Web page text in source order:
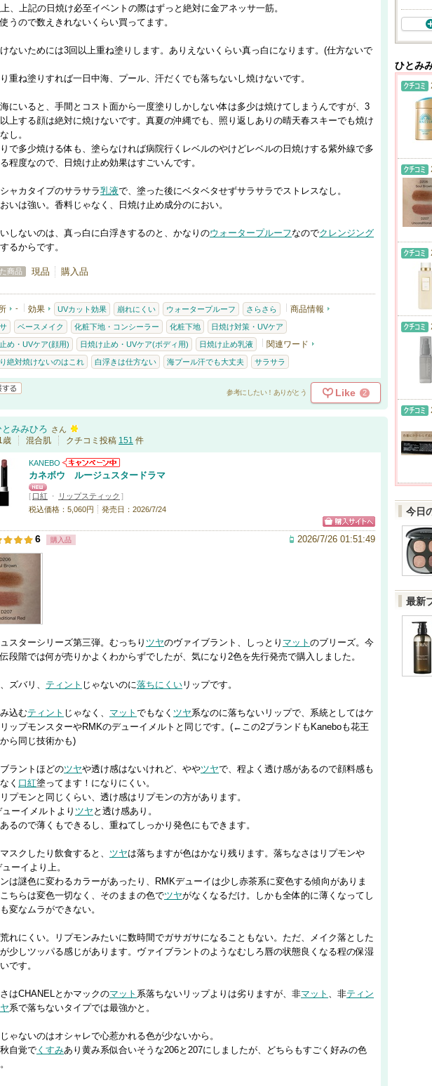
、上記の日焼け必至イベントの際はずっと絶対に金アネッサ一筋。
うので数えきれないくらい買ってます。
ないためには3回以上重ね塗りします。ありえないくらい真っ白になります。(仕方ないで
重ね塗りすれば一日中海、プール、汗だくでも落ちないし焼けないです。
にいると、手間とコスト面から一度塗りしかしない体は多少は焼けてしまうんですが、3
上する顔は絶対に焼けないです。真夏の沖縄でも、照り返しありの晴天春スキーでも焼け
し。
で多少焼ける体も、塗らなければ病院行くレベルのやけどレベルの日焼けする紫外線で多
程度なので、日焼け止め効果はすごいんです。
ャカタイプのサラサラ乳液で、塗った後にベタベタせずサラサラでストレスなし。
いは強い。香料じゃなく、日焼け止め成分のにおい。
しないのは、真っ白に白浮きするのと、かなりのウォータープルーフなのでクレンジング
るからです。
商品 現品 購入品
- 効果 UVカット効果 崩れにくい ウォータープルーフ さらさら 商品情報
ベースメイク 化粧下地・コンシーラー 化粧下地 日焼け対策・UVケア
め・UVケア(顔用) 日焼け止め・UVケア(ボディ用) 日焼け止め乳液 関連ワード
絶対焼けないのはこれ 白浮きは仕方ない 海プール汗でも大丈夫 サラサラ
参考にしたい！ありがとう Like 2
とみみひろ さん
歳 混合肌 クチコミ投稿 151 件
KANEBO
カネボウ ルージュスタードラマ
[ 口紅 ・ リップスティック ]
税込価格：5,060円
発売日：2026/7/24
6 購入品 2026/7/26 01:51:49
スターシリーズ第三弾。むっちり ツヤのヴァイブラント、しっとり マット のブリーズ。今
段階では何が売りかよくわからずでしたが、気になり2色を先行発売で購入しました。
ズバリ、 ティント じゃないのに落ちにくい リップです。
込むティント じゃなく、 マット でもなく ツヤ系なのに落ちないリップで、系統としてはケ
ップモンスターやRMKのデューイメルトと同じです。(←この2ブランドもKaneboも花王
ら同じ技術かも)
ラントほどのツヤや透け感はないけれど、ややツヤで、程よく透け感があるので顔料感も
く 口紅塗ってます！になりにくい。
プモンと同じくらい、透け感はリプモンの方があります。
ューイメルトより ツヤ と透け感あり。
るので薄くもできるし、重ねてしっかり発色にもできます。
スクしたり飲食すると、 ツヤは落ちますが色はかなり残ります。落ちなさはリプモンや
ーイより上。
は謎色に変わるカラーがあったり、RMKデューイは少し赤茶系に変色する傾向がありま
ちらは変色一切なく、そのままの色でツヤがなくなるだけ。しかも全体的に薄くなってし
変なムラができない。
れにくい。リプモンみたいに数時間でガサガサになることもない。ただ、メイク落とした
少しツッパる感じがあります。ヴァイブラントのようなむしろ唇の状態良くなる程の保湿
です。
はCHANELとかマックのマット 系落ちないリップよりは劣りますが、非マット 、非ティン
系で落ちないタイプでは最強かと。
ゃないのはオシャレで心惹かれる色が少ないから。
自覚でくすみあり黄み系似合いそうな206と207にしましたが、どちらもすごく好みの色
ひとみ
今日
最新